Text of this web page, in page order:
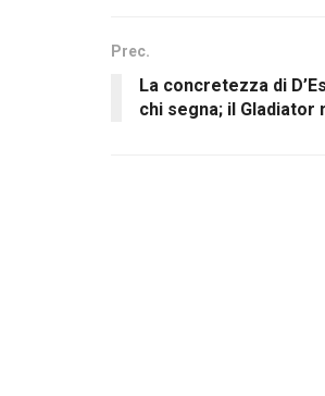
Prec.
La concretezza di
chi segna; il